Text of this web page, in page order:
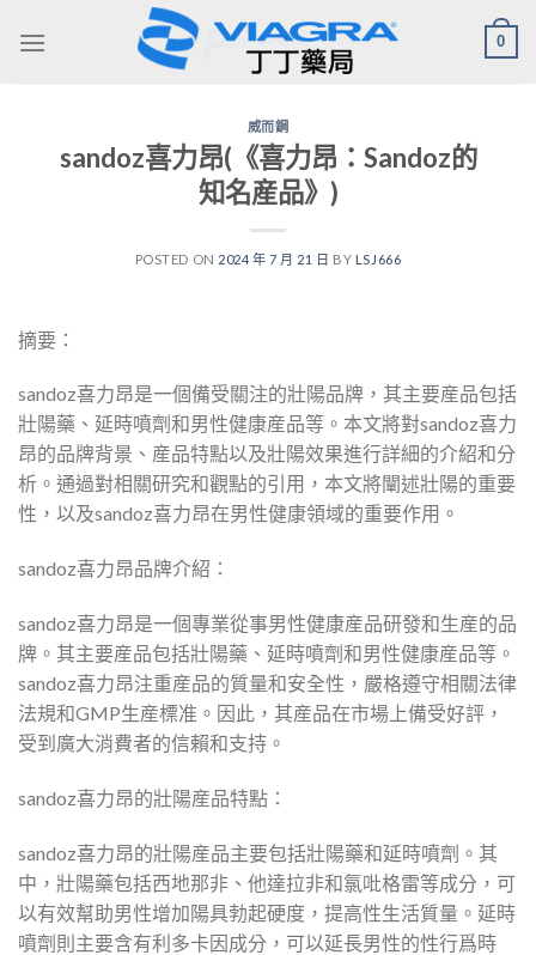
0
威而鋼
sandoz喜力昂(《喜力昂：Sandoz的
知名産品》)
POSTED ON 2024 年 7 月 21 日 BY LSJ666
摘要：
sandoz喜力昂是一個備受關注的壯陽品牌，其主要産品包括
壯陽藥、延時噴劑和男性健康産品等。本文將對sandoz喜力
昂的品牌背景、産品特點以及壯陽效果進行詳細的介紹和分
析。通過對相關研究和觀點的引用，本文將闡述壯陽的重要
性，以及sandoz喜力昂在男性健康領域的重要作用。
sandoz喜力昂品牌介紹：
sandoz喜力昂是一個專業從事男性健康産品研發和生産的品
牌。其主要産品包括壯陽藥、延時噴劑和男性健康産品等。
sandoz喜力昂注重産品的質量和安全性，嚴格遵守相關法律
法規和GMP生産標准。因此，其産品在市場上備受好評，
受到廣大消費者的信賴和支持。
sandoz喜力昂的壯陽産品特點：
sandoz喜力昂的壯陽産品主要包括壯陽藥和延時噴劑。其
中，壯陽藥包括西地那非、他達拉非和氯吡格雷等成分，可
以有效幫助男性增加陽具勃起硬度，提高性生活質量。延時
噴劑則主要含有利多卡因成分，可以延長男性的性行爲時